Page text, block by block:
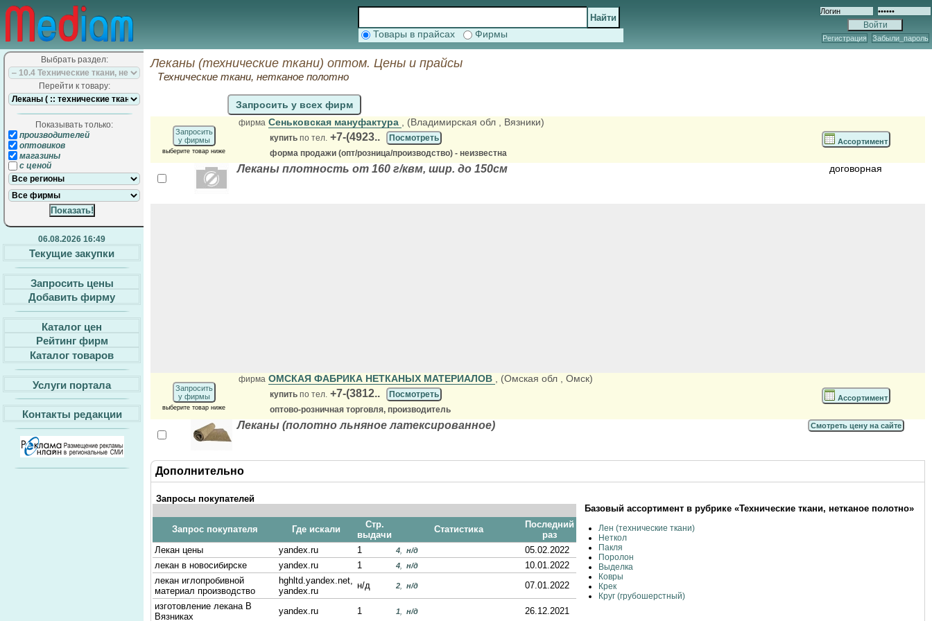
Товары в прайсах Фирмы Регистрация Забыли_пароль
Выбрать раздел:
Перейти к товару:
Показывать только:
производителей
оптовиков
магазины
с ценой
06.08.2026 16:49
Текущие закупки
Запросить цены
Добавить фирму
Каталог цен
Рейтинг фирм
Каталог товаров
Услуги портала
Контакты редакции
Леканы (технические ткани) оптом. Цены и прайсы
Технические ткани, нетканое полотно
Запросить у всех фирм
Запросить
у фирмы
выберите товар ниже
фирма Сеньковская мануфактура , (Владимирская обл , Вязники)
купить по тел. +7-(4923..
Посмотреть
форма продажи (опт/розница/производство) - неизвестна
Ассортимент
Леканы плотность от 160 г/квм, шир. до 150см договорная
Запросить
у фирмы
выберите товар ниже
фирма ОМСКАЯ ФАБРИКА НЕТКАНЫХ МАТЕРИАЛОВ , (Омская обл , Омск)
купить по тел. +7-(3812..
Посмотреть
оптово-розничная торговля, производитель
Ассортимент
Леканы (полотно льняное латексированное) Смотреть цену на сайте
Дополнительно
Запросы покупателей
Запрос покупателя Где искали
Стр.
выдачи
Статистика
Последний
раз
Лекан цены
yandex.ru 1 4 н/д
05.02.2022
лекан в новосибирске
yandex.ru 1 4 н/д
10.01.2022
лекан иглопробивной
материал производство
hghltd.yandex.net,
yandex.ru
н/д 2 н/д
07.01.2022
изготовление лекана В
Вязниках
yandex.ru 1 1 н/д 26.12.2021
Базовый ассортимент в рубрике «Технические ткани, нетканое полотно»
Лен (технические ткани)
Неткол
Пакля
Поролон
Выделка
Ковры
Крек
Круг (грубошерстный)